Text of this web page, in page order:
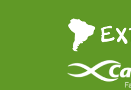
Aires se caracteriza por
contribuições europeias:
espanhola, é tão variada
resto da cultura, incluindo
vermelhas, peixes,